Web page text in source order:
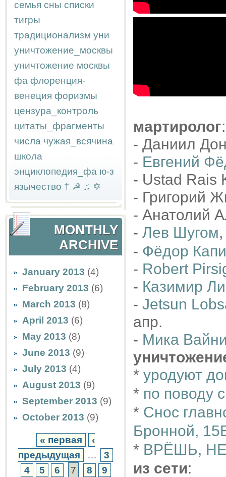
семья сны списки
тигры
традиционализм уни
уничтожение_москвы
уничтожение москвы
фа флоренция-
венеция форизмы
цензура_контроль
цитаты_фрагменты
числа чужая_всячина
школа
энциклопедия_фа ю-з
язычество † ☭ ♫ ✡
MONTHLY
ARCHIVE
January 2013 (4)
February 2013 (6)
March 2013 (8)
April 2013 (6)
May 2013 (8)
June 2013 (9)
July 2013 (4)
August 2013 (9)
September 2013 (9)
October 2013 (9)
« первая
‹
предыдущая
…
3
4
5 6 7 8
9
мартиролог:
- Даниил
- Евгений
- Ustad Rais
- Григорий
- Анатолий
- Лев Шугом
- Фёдор
- Robert
- Казимир
- Jetsun
апр.
- Мика
* уродуют
* по поводу
* Снос
Бронной,
* ВРЁШЬ,
из сети: